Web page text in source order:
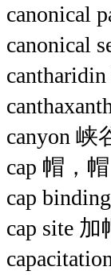
canonical
canonical
canyon
cap 帽，
cap
cap site 加